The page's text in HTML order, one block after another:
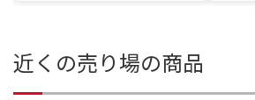
近くの売り場の商品